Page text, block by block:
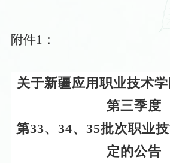
附件1：
关于新疆应用职业技术
第三季度
第33、34、35批次职业
定的公告